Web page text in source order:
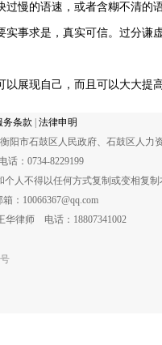
慢的语速，或者含糊不清的
事求是，真实可信。过分谦
展现自己，而且可以大大提
务条款
法律申明
阳市石鼓区人民政府、石鼓区人力
话：0734-8229199
人不得以任何方式复制或变相复
：10066367@qq.com
律师 电话：18807341002